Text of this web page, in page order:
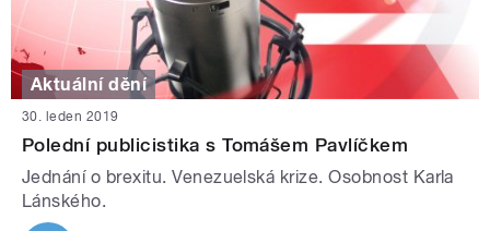
Aktuální dění
30. leden 2019
Polední publicistika s Tomášem Pavlíčkem
Jednání o brexitu. Venezuelská krize. Osobnost Karla
Lánského.